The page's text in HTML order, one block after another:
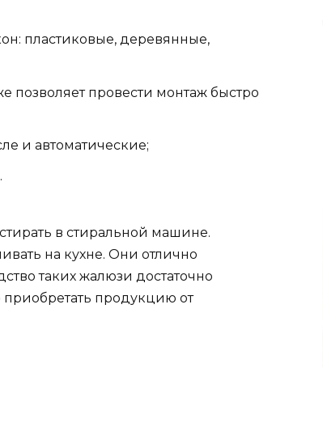
пластиковые, деревянные,
позволяет провести монтаж быстро
и автоматические;
в стиральной машине.
на кухне. Они отлично
таких жалюзи достаточно
продукцию от